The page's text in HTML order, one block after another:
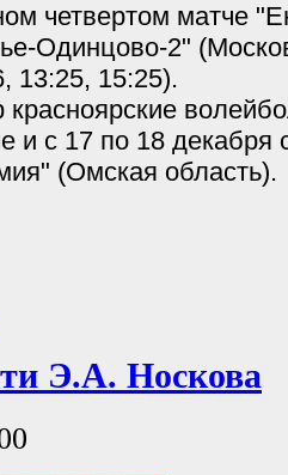
четвертом матче
Одинцово-2"
13:25, 15:25).
и с 17 по 18 декабря
(Омская область).
Э.А. Носкова